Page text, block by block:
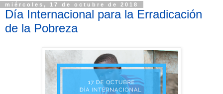
miércoles, 17 de octubre de 2018
Día Internacional para la Erradicación
de la Pobreza